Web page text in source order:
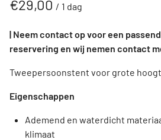
/
| Neem contact op voor een
reservering en wij nemen contact
Tweepersoonstent voor grote
Eigenschappen
Ademend en waterdicht
klimaat